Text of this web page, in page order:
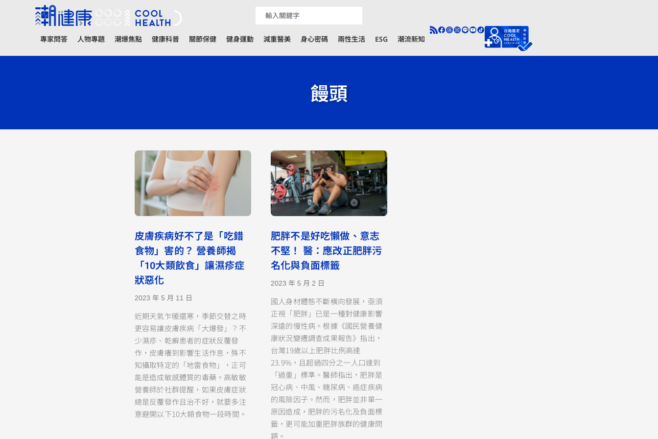
專家問答 人物專題 潮爆焦點 健康科普 關節保健 健身運動 減重醫美 身心密碼 兩性生活 ESG 潮流新知
饅頭
皮膚疾病好不了是「吃錯
食物」害的？ 營養師揭
「10大類飲食」讓濕疹症
狀惡化
2023 年 5 月 11 日
近期天氣乍暖還寒，季節交替之時
更容易讓皮膚疾病「大爆發」？不
少濕疹、乾癬患者的症狀反覆發
作，皮膚癢到影響生活作息，殊不
知攝取特定的「地雷食物」，正可
能是造成敏感體質的毒藥。高敏敏
營養師於社群提醒，如果皮膚症狀
總是反覆發作且治不好，就要多注
意避開以下10大類食物一段時間。
肥胖不是好吃懶做、意志
不堅！ 醫：應改正肥胖污
名化與負面標籤
2023 年 5 月 2 日
國人身材體態不斷橫向發展，亟須
正視「肥胖」已是一種對健康影響
深遠的慢性病。根據《國民營養健
康狀況變遷調查成果報告》指出，
台灣19歲以上肥胖比例高達
23.9%，且超過四分之一人口達到
「過重」標準。醫師指出，肥胖是
冠心病、中風、糖尿病、癌症疾病
的風險因子。然而，肥胖並非單一
原因造成，肥胖的污名化及負面標
籤，更可能加重肥胖族群的健康問
題。